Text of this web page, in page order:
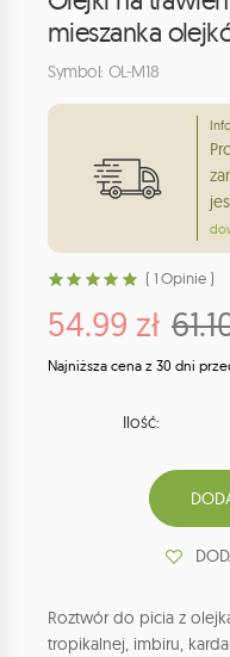
mieszanka
Symbol: OL-M18
( 1 Opinie )
54.99 zł
Najniższa cena z 30 dni
Ilość:
Roztwór do picia z
tropikalnej, imbiru,